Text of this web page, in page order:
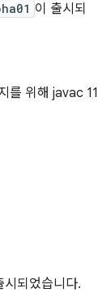
이 출시되
위해 javac 11
시되었습니다.